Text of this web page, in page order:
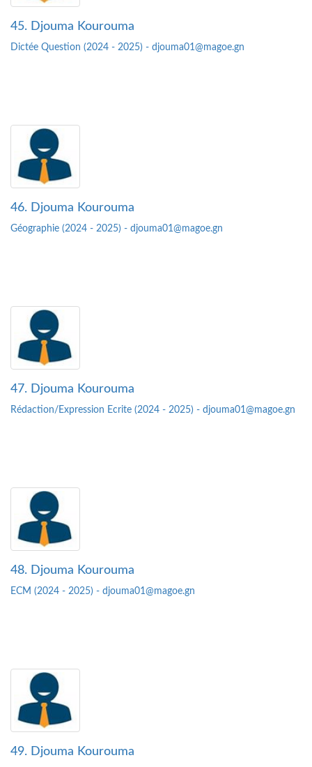
45. Djouma Kourouma
Dictée Question (2024 - 2025) - djouma01@magoe.gn
46. Djouma Kourouma
Géographie (2024 - 2025) - djouma01@magoe.gn
47. Djouma Kourouma
Rédaction/Expression Ecrite (2024 - 2025) - djouma01@magoe.gn
48. Djouma Kourouma
ECM (2024 - 2025) - djouma01@magoe.gn
49. Djouma Kourouma